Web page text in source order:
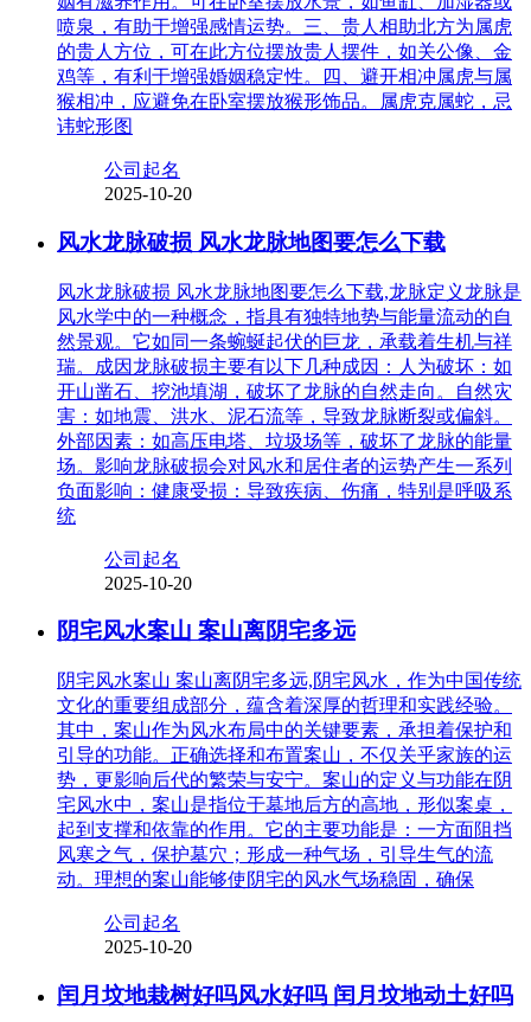
喷泉，有助于增强感情运势。三、贵人相助北方为属虎
的贵人方位，可在此方位摆放贵人摆件，如关公像、金
鸡等，有利于增强婚姻稳定性。四、避开相冲属虎与属
猴相冲，应避免在卧室摆放猴形饰品。属虎克属蛇，忌
讳蛇形图
公司起名
2025-10-20
风水龙脉破损 风水龙脉地图要怎么下载
风水龙脉破损 风水龙脉地图要怎么下载,龙脉定义龙脉是
风水学中的一种概念，指具有独特地势与能量流动的自
然景观。它如同一条蜿蜒起伏的巨龙，承载着生机与祥
瑞。成因龙脉破损主要有以下几种成因：人为破坏：如
开山凿石、挖池填湖，破坏了龙脉的自然走向。自然灾
害：如地震、洪水、泥石流等，导致龙脉断裂或偏斜。
外部因素：如高压电塔、垃圾场等，破坏了龙脉的能量
场。影响龙脉破损会对风水和居住者的运势产生一系列
负面影响：健康受损：导致疾病、伤痛，特别是呼吸系
统
公司起名
2025-10-20
阴宅风水案山 案山离阴宅多远
阴宅风水案山 案山离阴宅多远,阴宅风水，作为中国传统
文化的重要组成部分，蕴含着深厚的哲理和实践经验。
其中，案山作为风水布局中的关键要素，承担着保护和
引导的功能。正确选择和布置案山，不仅关乎家族的运
势，更影响后代的繁荣与安宁。案山的定义与功能在阴
宅风水中，案山是指位于墓地后方的高地，形似案桌，
起到支撑和依靠的作用。它的主要功能是：一方面阻挡
风寒之气，保护墓穴；形成一种气场，引导生气的流
动。理想的案山能够使阴宅的风水气场稳固，确保
公司起名
2025-10-20
闰月坟地栽树好吗风水好吗 闰月坟地动土好吗